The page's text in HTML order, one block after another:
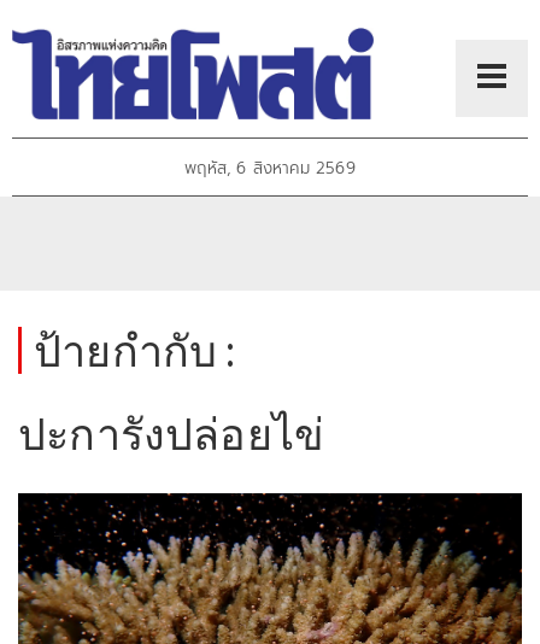
พฤหัส, 6 สิงหาคม 2569
ป้ายกำกับ :
ปะการังปล่อยไข่